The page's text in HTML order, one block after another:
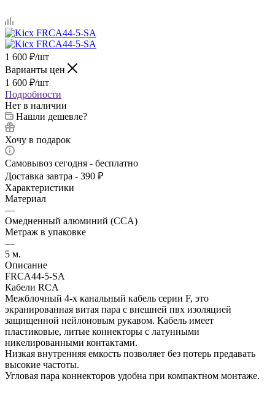
1 600 ₽/шт
Варианты цен
1 600 ₽/шт
Подробности
Нет в наличии
Нашли дешевле?
Хочу в подарок
Самовывоз сегодня - бесплатно
Доставка завтра - 390 ₽
Характеристики
Материал
—
Омедненный алюминий (CCA)
Метраж в упаковке
—
5 м.
Описание
FRCA44-5-SA
Кабели RCA
Межблочный 4-х канальный кабель серии F, это
экранированная витая пара с внешней пвх изоляцией
защищенной нейлоновым рукавом. Кабель имеет
пластиковые, литые коннекторы с латунными
никелированными контактами.
Низкая внутренняя емкость позволяет без потерь предавать
высокие частоты.
Угловая пара коннекторов удобна при компактном монтаже.